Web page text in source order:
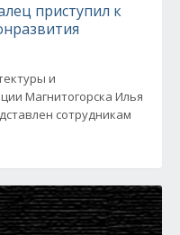
приступил к
и
Магнитогорска Илья
сотрудникам